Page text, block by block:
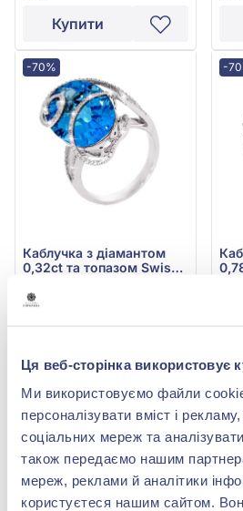
Ця веб-сторінка використовує
Ми використовуємо файли
персоналізувати вміст і
соціальних мереж та
також передаємо нашим
мереж, реклами й аналітики
користуєтеся нашим сайтом.
Купити
-70%
Каблучка з діамантом
0,32ct та топазом Swiss
золота 750° проби, арт.
55-SVR20571-850-0-
91 715,10 грн
-
-70% -